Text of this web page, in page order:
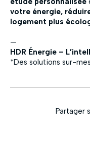
votre énergie,
logement plus
—
HDR Énergie –
*Des solutions sur-
Partager